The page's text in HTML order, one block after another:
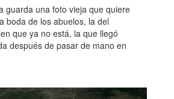
guarda una foto vieja que quiere
boda de los abuelos, la del
que ya no está, la que llegó
después de pasar de mano en